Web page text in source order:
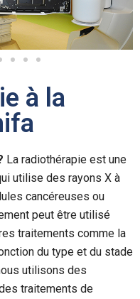
à la
La radiothérapie est une
utilise des rayons X à
cancéreuses ou
peut être utilisé
traitements comme la
du type et du stade
utilisons des
traitements de